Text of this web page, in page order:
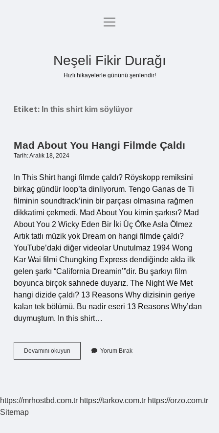
Anasayfa
menüyü
Neşeli Fikir Durağı
Hızlı hikayelerle gününü şenlendir!
Etiket: In this shirt kim söylüyor
Mad About You Hangi Filmde Çaldı
Tarih: Aralık 18, 2024
In This Shirt hangi filmde çaldı? Röyskopp remiksini
birkaç gündür loop’ta dinliyorum. Tengo Ganas de Ti
filminin soundtrack’inin bir parçası olmasına rağmen
dikkatimi çekmedi. Mad About You kimin şarkısı? Mad
About You 2 Wicky Eden Bir İki Üç Öfke Asla Ölmez
Artık tatlı müzik yok Dream on hangi filmde çaldı?
YouTube’daki diğer videolar Unutulmaz 1994 Wong
Kar Wai filmi Chungking Express dendiğinde akla ilk
gelen şarkı “California Dreamin’”dir. Bu şarkıyı film
boyunca birçok sahnede duyarız. The Night We Met
hangi dizide çaldı? 13 Reasons Why dizisinin geriye
kalan tek bölümü. Bu nadir eseri 13 Reasons Why’dan
duymuştum. In this shirt…
Devamını okuyun
About
Yorum Bırak
https://mrhostbd.com.tr https://tarkov.com.tr https://orzo.com.tr
Sitemap